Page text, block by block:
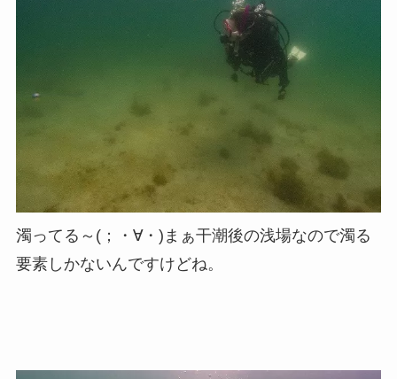
濁ってる～(；・∀・)まぁ干潮後の浅場なので濁る
要素しかないんですけどね。